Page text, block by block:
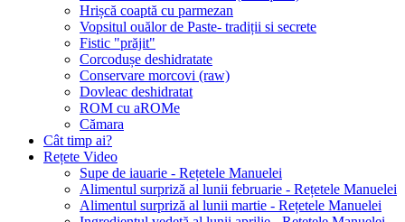
Hrișcă coaptă cu parmezan
Vopsitul ouălor de Paste- tradiții si secrete
Fistic "prăjit"
Corcodușe deshidratate
Conservare morcovi (raw)
Dovleac deshidratat
ROM cu aROMe
Cămara
Cât timp ai?
Rețete Video
Supe de iauarie - Rețetele Manuelei
Alimentul surpriză al lunii februarie - Rețetele Manuelei
Alimentul surpriză al lunii martie - Rețetele Manuelei